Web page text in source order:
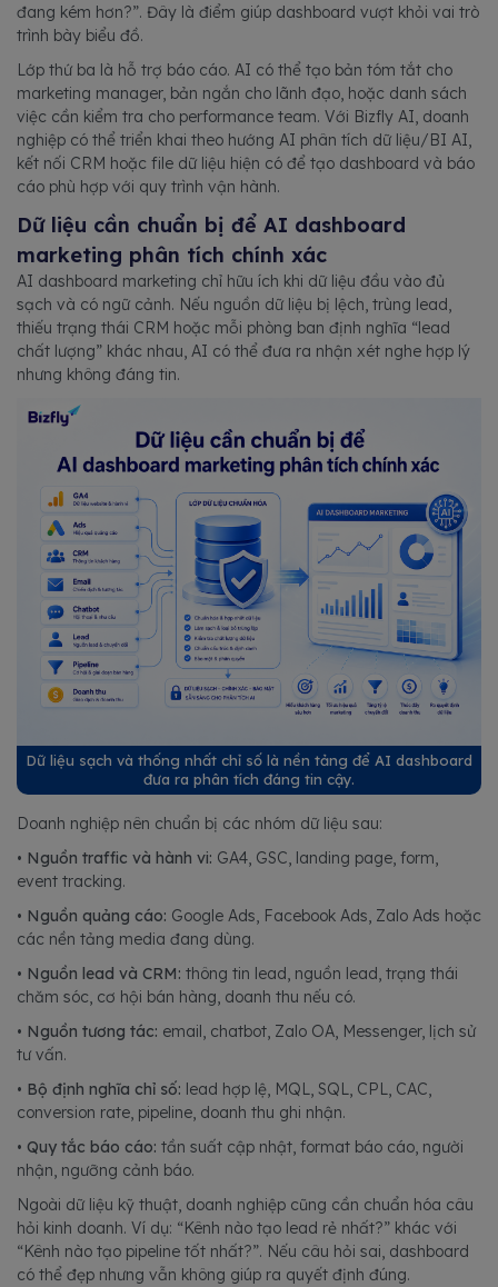
đang kém hơn?”. Đây là điểm giúp dashboard vượt khỏi vai trò
trình bày biểu đồ.
Lớp thứ ba là hỗ trợ báo cáo. AI có thể tạo bản tóm tắt cho
marketing manager, bản ngắn cho lãnh đạo, hoặc danh sách
việc cần kiểm tra cho performance team. Với Bizfly AI, doanh
nghiệp có thể triển khai theo hướng AI phân tích dữ liệu/BI AI,
kết nối CRM hoặc file dữ liệu hiện có để tạo dashboard và báo
cáo phù hợp với quy trình vận hành.
Dữ liệu cần chuẩn bị để AI dashboard
marketing phân tích chính xác
AI dashboard marketing chỉ hữu ích khi dữ liệu đầu vào đủ
sạch và có ngữ cảnh. Nếu nguồn dữ liệu bị lệch, trùng lead,
thiếu trạng thái CRM hoặc mỗi phòng ban định nghĩa “lead
chất lượng” khác nhau, AI có thể đưa ra nhận xét nghe hợp lý
nhưng không đáng tin.
Dữ liệu sạch và thống nhất chỉ số là nền tảng để AI dashboard
đưa ra phân tích đáng tin cậy.
Doanh nghiệp nên chuẩn bị các nhóm dữ liệu sau:
• Nguồn traffic và hành vi: GA4, GSC, landing page, form,
event tracking.
• Nguồn quảng cáo: Google Ads, Facebook Ads, Zalo Ads hoặc
các nền tảng media đang dùng.
• Nguồn lead và CRM: thông tin lead, nguồn lead, trạng thái
chăm sóc, cơ hội bán hàng, doanh thu nếu có.
• Nguồn tương tác: email, chatbot, Zalo OA, Messenger, lịch sử
tư vấn.
• Bộ định nghĩa chỉ số: lead hợp lệ, MQL, SQL, CPL, CAC,
conversion rate, pipeline, doanh thu ghi nhận.
• Quy tắc báo cáo: tần suất cập nhật, format báo cáo, người
nhận, ngưỡng cảnh báo.
Ngoài dữ liệu kỹ thuật, doanh nghiệp cũng cần chuẩn hóa câu
hỏi kinh doanh. Ví dụ: “Kênh nào tạo lead rẻ nhất?” khác với
“Kênh nào tạo pipeline tốt nhất?”. Nếu câu hỏi sai, dashboard
có thể đẹp nhưng vẫn không giúp ra quyết định đúng.